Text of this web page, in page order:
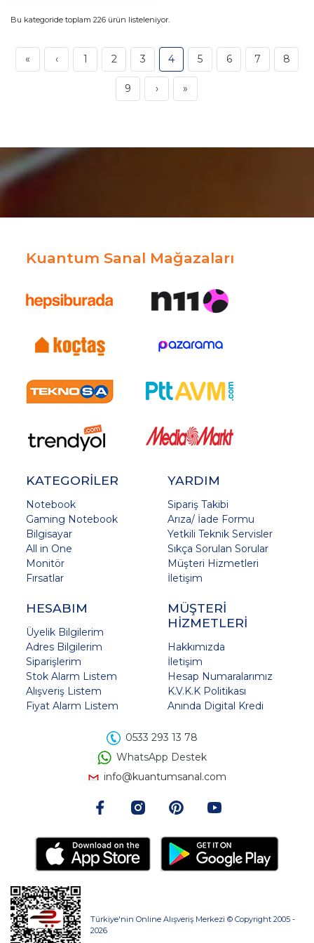
Bu kategoride toplam 226 ürün listeleniyor.
« ‹ 1 2 3 4 5 6 7 8
9 › »
Kuantum Sanal Mağazaları
KATEGORİLER
Notebook
Gaming Notebook
Bilgisayar
All in One
Monitör
Fırsatlar
YARDIM
Sipariş Takibi
Arıza/ İade Formu
Yetkili Teknik Servisler
Sıkça Sorulan Sorular
Müşteri Hizmetleri
İletişim
HESABIM
Üyelik Bilgilerim
Adres Bilgilerim
Siparişlerim
Stok Alarm Listem
Alışveriş Listem
Fiyat Alarm Listem
MÜŞTERİ
HİZMETLERİ
Hakkımızda
İletişim
Hesap Numaralarımız
K.V.K.K Politikası
Anında Digital Kredi
0533 293 13 78
WhatsApp Destek
info@kuantumsanal.com
Türkiye'nin Online Alışveriş Merkezi © Copyright 2005 -
2026